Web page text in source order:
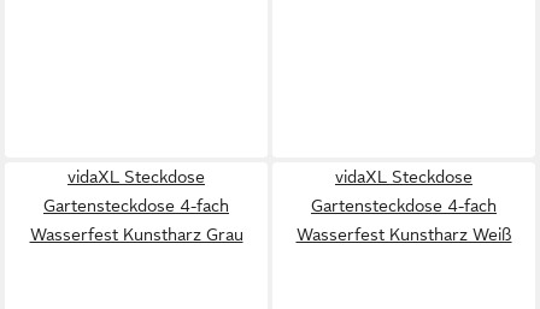
vidaXL Steckdose
Gartensteckdose 4-fach
Wasserfest Kunstharz Grau
vidaXL Steckdose
Gartensteckdose 4-fach
Wasserfest Kunstharz Weiß